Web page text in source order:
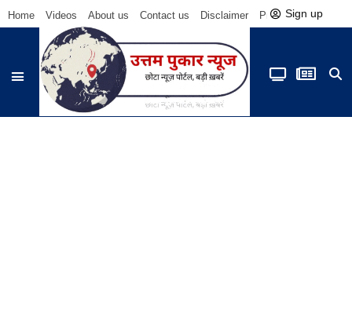
Home Videos About us Contact us Disclaimer Privacy Policy
Sign up